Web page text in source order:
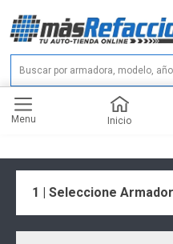
Menu Inicio
1 | Seleccione